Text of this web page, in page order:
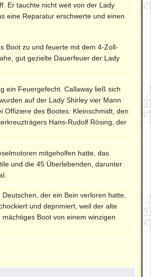
Er tauchte nicht weit von der Lady
eine Reparatur erschwerte und einen
Boot zu und feuerte mit dem 4-Zoll-
gut gezielte Dauerfeuer der Lady
ein Feuergefecht. Callaway ließ sich
auf der Lady Shirley vier Mann
des Bootes: Kleinschmidt, den
Hans-Rudolf Rösing, der
mitgeholfen hatte, das
und die 45 Überlebenden, darunter
der ein Bein verloren hatte,
und deprimiert, weil der alte
Boot von einem winzigen